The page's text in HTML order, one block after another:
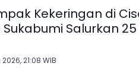
Kekeringan di
Sukabumi Salurkan 25
21:08 WIB